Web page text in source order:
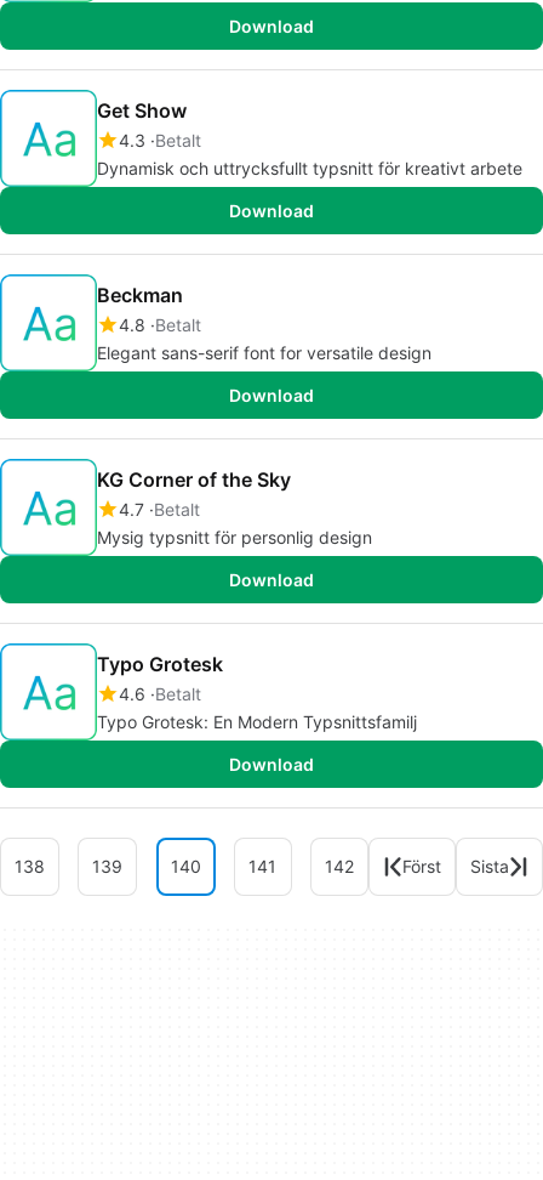
Download
Get Show
4.3 Betalt
Dynamisk och uttrycksfullt typsnitt för kreativt arbete
Download
Beckman
4.8 Betalt
Elegant sans-serif font for versatile design
Download
KG Corner of the Sky
4.7 Betalt
Mysig typsnitt för personlig design
Download
Typo Grotesk
4.6 Betalt
Typo Grotesk: En Modern Typsnittsfamilj
Download
138 139 140 141 142 Först Sista